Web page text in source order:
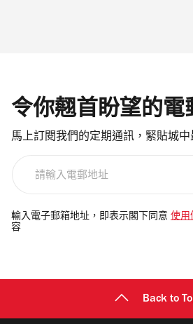
令你翹首盼望的電
馬上訂閱我們的定期通訊，緊貼城中
電
郵
輸入電子郵箱地址，即表示閣下同意 使用
容
Back to